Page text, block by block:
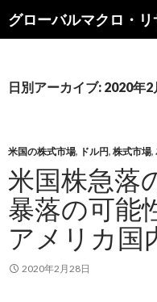
索
ン
キ
ッ
プ
日別アーカイブ: 2020年2
米国の株式市場, ドル円, 株式市場,
米国株急落
暴落の可能
アメリカ国
2020年2月28日